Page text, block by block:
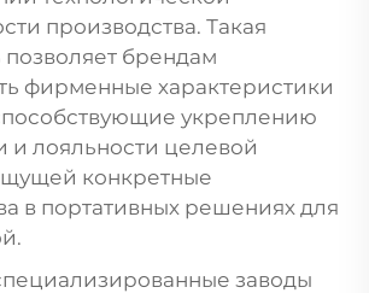
производства. Такая
брендам
фирменные характеристики
укреплению
и лояльности целевой
конкретные
в портативных решениях для
заводы